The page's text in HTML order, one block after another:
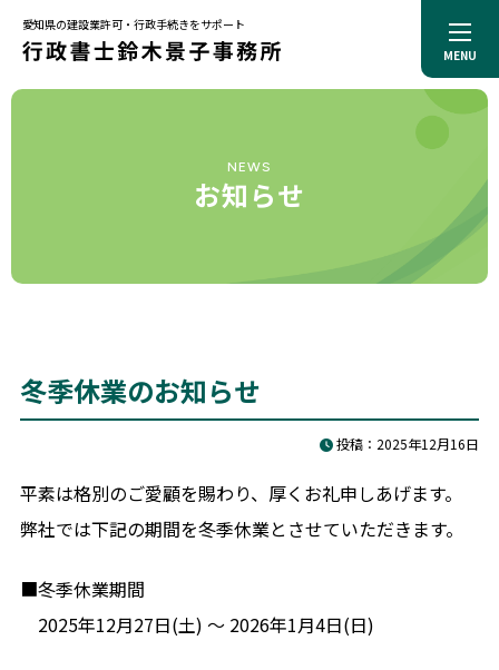
愛知県の建設業許可・行政手続きをサポート
MENU
NEWS
お知らせ
冬季休業のお知らせ
投稿：2025年12月16日
平素は格別のご愛顧を賜わり、厚くお礼申しあげます。
弊社では下記の期間を冬季休業とさせていただきます。
■冬季休業期間
2025年12月27日(土) ～ 2026年1月4日(日)
お問合せ
CONTACT
何かご質問やご相談がございましたら、お気軽にお問合
せください。